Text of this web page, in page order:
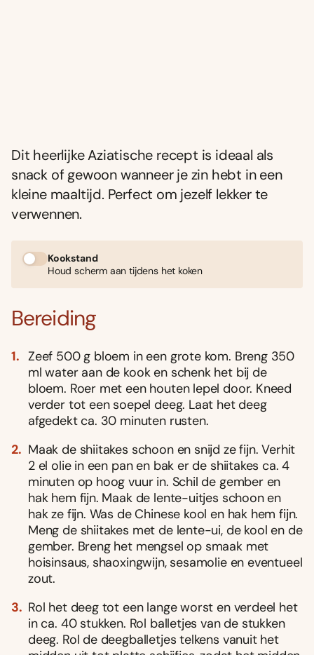
Dit heerlijke Aziatische recept is ideaal als
snack of gewoon wanneer je zin hebt in een
kleine maaltijd. Perfect om jezelf lekker te
verwennen.
Kookstand
Houd scherm aan tijdens het koken
Bereiding
Zeef 500 g bloem in een grote kom. Breng 350
ml water aan de kook en schenk het bij de
bloem. Roer met een houten lepel door. Kneed
verder tot een soepel deeg. Laat het deeg
afgedekt ca. 30 minuten rusten.
Maak de shiitakes schoon en snijd ze fijn. Verhit
2 el olie in een pan en bak er de shiitakes ca. 4
minuten op hoog vuur in. Schil de gember en
hak hem fijn. Maak de lente-uitjes schoon en
hak ze fijn. Was de Chinese kool en hak hem fijn.
Meng de shiitakes met de lente-ui, de kool en de
gember. Breng het mengsel op smaak met
hoisinsaus, shaoxingwijn, sesamolie en eventueel
zout.
Rol het deeg tot een lange worst en verdeel het
in ca. 40 stukken. Rol balletjes van de stukken
deeg. Rol de deegballetjes telkens vanuit het